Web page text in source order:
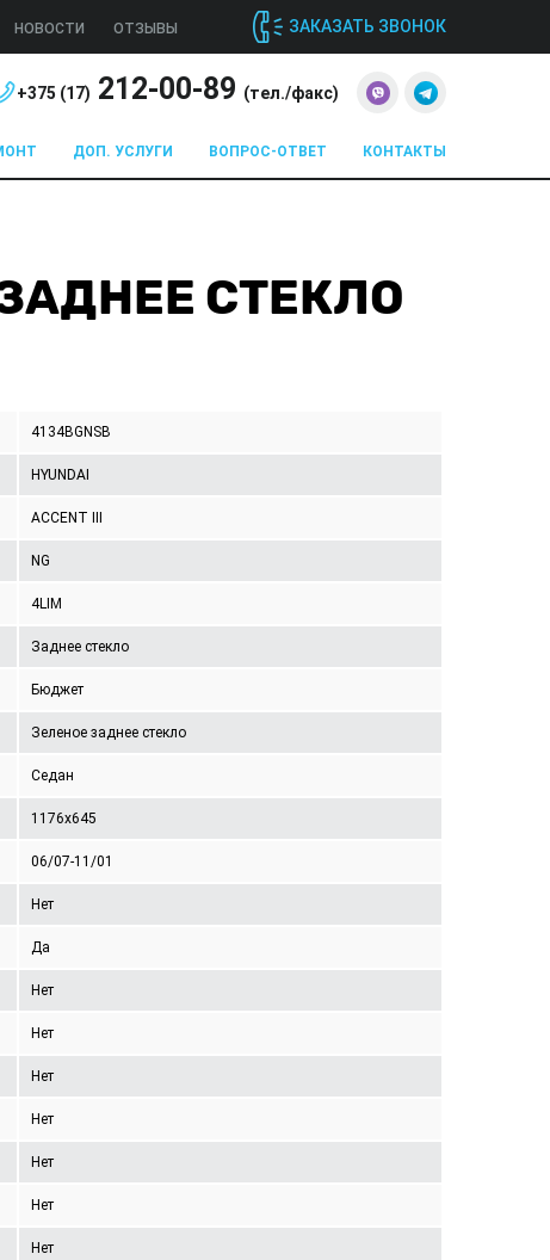
НОВОСТИ ОТЗЫВЫ ЗАКАЗАТЬ ЗВОНОК
+375 (17) 212-00-89 (тел./факс)
ДОП. УСЛУГИ ВОПРОС-ОТВЕТ КОНТАКТЫ
ЗАДНЕЕ СТЕКЛО
4134BGNSB
HYUNDAI
ACCENT III
NG
4LIM
Заднее стекло
Бюджет
Зеленое заднее стекло
Седан
1176x645
06/07-11/01
Нет
Да
Нет
Нет
Нет
Нет
Нет
Нет
Нет